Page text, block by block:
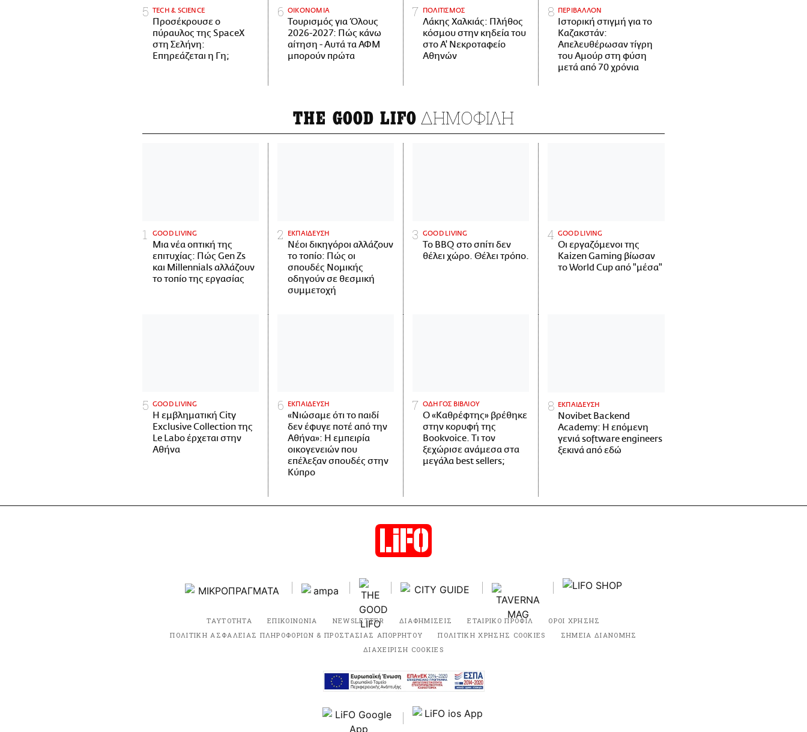
ΤECH & SCIENCE
Προσέκρουσε ο
πύραυλος της SpaceX
στη Σελήνη:
Επηρεάζεται η Γη;
ΟΙΚΟΝΟΜΙΑ
Τουρισμός για Όλους
2026-2027: Πώς κάνω
αίτηση - Αυτά τα ΑΦΜ
μπορούν πρώτα
ΠΟΛΙΤΙΣΜΟΣ
Λάκης Χαλκιάς: Πλήθος
κόσμου στην κηδεία του
στο Α' Νεκροταφείο
Αθηνών
ΠΕΡΙΒΑΛΛΟΝ
Ιστορική στιγμή για το
Καζακστάν:
Απελευθέρωσαν τίγρη
του Αμούρ στη φύση
μετά από 70 χρόνια
THE GOOD LIFO ΔΗΜΟΦΙΛΗ
GOOD LIVING
Μια νέα οπτική της
επιτυχίας: Πώς Gen Zs
και Millennials αλλάζουν
το τοπίο της εργασίας
ΕΚΠΑΙΔΕΥΣΗ
Νέοι δικηγόροι αλλάζουν
το τοπίο: Πώς οι
σπουδές Νομικής
οδηγούν σε θεσμική
συμμετοχή
GOOD LIVING
Το BBQ στο σπίτι δεν
θέλει χώρο. Θέλει τρόπο.
GOOD LIVING
Οι εργαζόμενοι της
Kaizen Gaming βίωσαν
το World Cup από "μέσα"
GOOD LIVING
Η εμβληματική City
Exclusive Collection της
Le Labo έρχεται στην
Αθήνα
ΕΚΠΑΙΔΕΥΣΗ
«Νιώσαμε ότι το παιδί
δεν έφυγε ποτέ από την
Αθήνα»: Η εμπειρία
οικογενειών που
επέλεξαν σπουδές στην
Κύπρο
ΟΔΗΓΟΣ ΒΙΒΛΙΟΥ
Ο «Καθρέφτης» βρέθηκε
στην κορυφή της
Bookvoice. Τι τον
ξεχώρισε ανάμεσα στα
μεγάλα best sellers;
ΕΚΠΑΙΔΕΥΣΗ
Novibet Backend
Academy: Η επόμενη
γενιά software engineers
ξεκινά από εδώ
ΤΑΥΤΟΤΗΤΑ ΕΠΙΚΟΙΝΩΝΙΑ NEWSLETTER ΔΙΑΦΗΜΙΣΕΙΣ ΕΤΑΙΡΙΚΟ ΠΡΟΦΙΛ
ΟΡΟΙ ΧΡΗΣΗΣ
ΠΟΛΙΤΙΚΗ ΑΣΦΑΛΕΙΑΣ ΠΛΗΡΟΦΟΡΙΩΝ & ΠΡΟΣΤΑΣΙΑΣ ΑΠΟΡΡΗΤΟΥ
ΠΟΛΙΤΙΚΗ ΧΡΗΣΗΣ COOKIES
ΣΗΜΕΙΑ ΔΙΑΝΟΜΗΣ
ΔΙΑΧΕΙΡΙΣΗ COOKIES